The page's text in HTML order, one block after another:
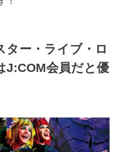
ー・ライブ・ロ
J:COM会員だと優